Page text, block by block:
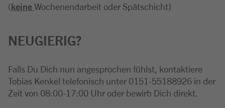
(keineWochenendarbeit oder Spätschicht)
NEUGIERIG?
Falls Du Dich nun angesprochen fühlst, kontaktiere
Tobias Kenkel telefonisch unter 0151-55188926 in der
Zeit von 08:00-17:00 Uhr oder bewirb Dich direkt.